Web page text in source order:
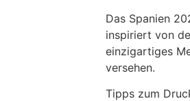
Das Spanien
inspiriert von
einzigartiges
versehen.
Tipps zum